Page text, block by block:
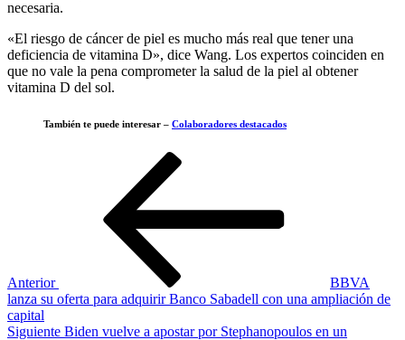
necesaria.
«El riesgo de cáncer de piel es mucho más real que tener una
deficiencia de vitamina D», dice Wang. Los expertos coinciden en
que no vale la pena comprometer la salud de la piel al obtener
vitamina D del sol.
También te puede interesar – Colaboradores destacados
Anterior
BBVA
lanza su oferta para adquirir Banco Sabadell con una ampliación de
capital
Siguiente
Siguiente Biden vuelve a apostar por Stephanopoulos en un